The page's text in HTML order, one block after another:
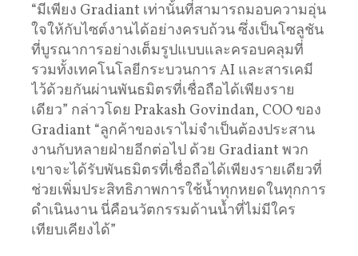
“มีเพียง Gradiant เท่านั้นที่สามารถมอบความอุ่น
ใจให้กับไซต์งานได้อย่างครบถ้วน ซึ่งเป็นโซลูชัน
ที่บูรณาการอย่างเต็มรูปแบบและครอบคลุมที่
รวมทั้งเทคโนโลยีกระบวนการ AI และสารเคมี
ไว้ด้วยกันผ่านพันธมิตรที่เชื่อถือได้เพียงราย
เดียว” กล่าวโดย Prakash Govindan, COO ของ
Gradiant “ลูกค้าของเราไม่จำเป็นต้องประสาน
งานกับหลายฝ่ายอีกต่อไป ด้วย Gradiant พวก
เขาจะได้รับพันธมิตรที่เชื่อถือได้เพียงรายเดียวที่
ช่วยเพิ่มประสิทธิภาพการใช้น้ำทุกหยดในทุกการ
ดำเนินงาน นี่คือนวัตกรรมด้านน้ำที่ไม่มีใคร
เทียบเคียงได้”